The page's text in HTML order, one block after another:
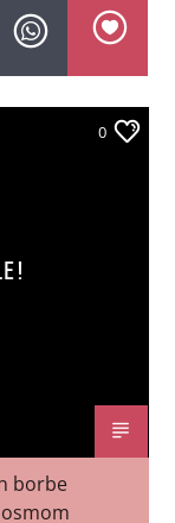
0
borbe